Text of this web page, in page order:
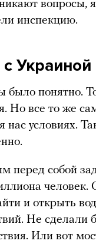
вопросы,
инспекцию.
Украиной
было понятно.
Но все то же
нас условиях.
перед собой
человек.
и открыть
Не сделали
Или вот